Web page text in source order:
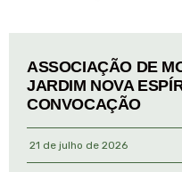
ASSOCIAÇÃO DE
JARDIM NOVA
CONVOCAÇÃO
21 de julho de 2026